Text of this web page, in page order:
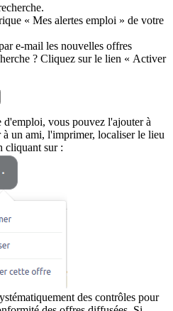
« Mes alertes emploi » de votre
e-mail les nouvelles offres
? Cliquez sur le lien « Activer
vous pouvez l'ajouter à
un ami, l'imprimer, localiser le lieu
cliquant sur :
des contrôles pour